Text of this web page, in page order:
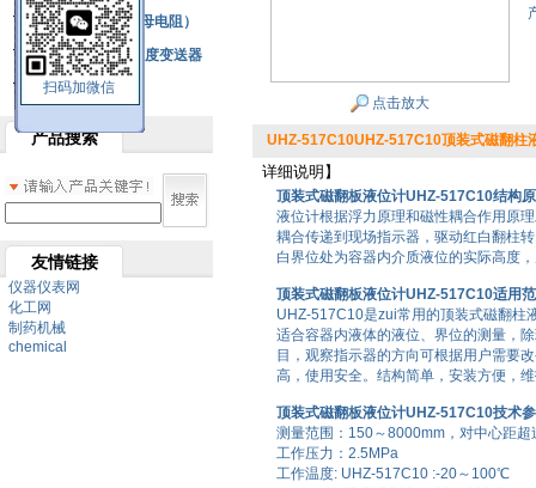
扫码加微信
铂热电阻元件（云母电阻）
SBW系列一体化温度变送器
双金属温度计
产品搜索
友情链接
仪器仪表网
化工网
制药机械
chemical
点击放大
UHZ-517C10UHZ-517C10顶装式磁翻柱
详细说明】
顶装式磁翻板液位计UHZ-517C10结构
液位计根据浮力原理和磁性耦合作用原
耦合传递到现场指示器，驱动红白翻柱
白界位处为容器内介质液位的实际高度
顶装式磁翻板液位计UHZ-517C10适用
UHZ-517C10是zui常用的顶装式磁翻柱
适合容器内液体的液位、界位的测量，
目，观察指示器的方向可根据用户需要
高，使用安全。结构简单，安装方便，
顶装式磁翻板液位计UHZ-517C10技
测量范围：150～8000mm，对中心距
工作压力：2.5MPa
工作温度: UHZ-517C10 :-20～100℃